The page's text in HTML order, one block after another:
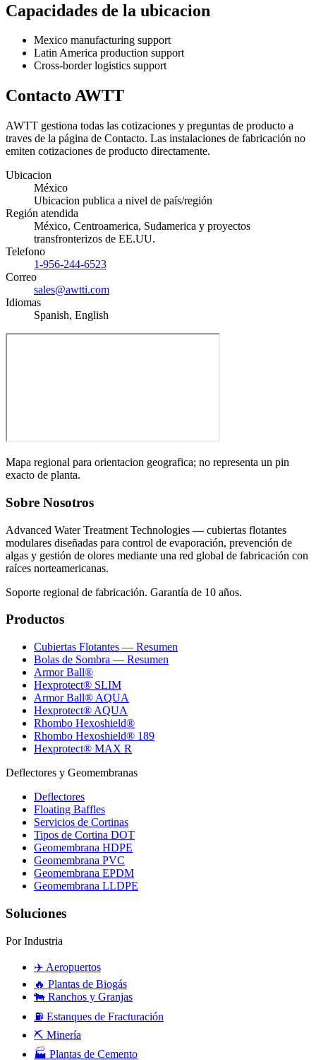
Capacidades de la ubicacion
Mexico manufacturing support
Latin America production support
Cross-border logistics support
Contacto AWTT
AWTT gestiona todas las cotizaciones y preguntas de producto a
traves de la página de Contacto. Las instalaciones de fabricación no
emiten cotizaciones de producto directamente.
Ubicacion
México
Ubicacion publica a nivel de país/región
Región atendida
México, Centroamerica, Sudamerica y proyectos
transfronterizos de EE.UU.
Telefono
1-956-244-6523
Correo
sales@awtti.com
Idiomas
Spanish, English
Mapa regional para orientacion geografica; no representa un pin
exacto de planta.
Sobre Nosotros
Advanced Water Treatment Technologies — cubiertas flotantes
modulares diseñadas para control de evaporación, prevención de
algas y gestión de olores mediante una red global de fabricación con
raíces norteamericanas.
Soporte regional de fabricación. Garantía de 10 años.
Productos
Cubiertas Flotantes — Resumen
Bolas de Sombra — Resumen
Armor Ball®
Hexprotect® SLIM
Armor Ball® AQUA
Hexprotect® AQUA
Rhombo Hexoshield®
Rhombo Hexoshield® 189
Hexprotect® MAX R
Deflectores y Geomembranas
Deflectores
Floating Baffles
Servicios de Cortinas
Tipos de Cortina DOT
Geomembrana HDPE
Geomembrana PVC
Geomembrana EPDM
Geomembrana LLDPE
Soluciones
Por Industria
✈️ Aeropuertos
🔥 Plantas de Biogás
🐄 Ranchos y Granjas
⛽ Estanques de Fracturación
⛏️ Minería
🏭 Plantas de Cemento